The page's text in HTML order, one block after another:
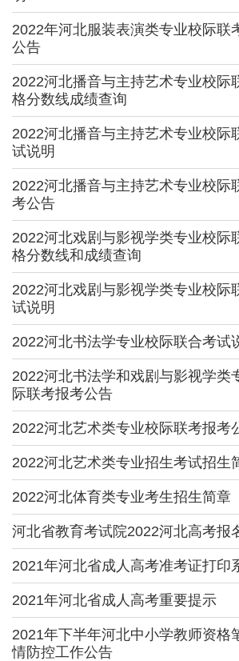
2022年河北服装表演类专业校际联
公告
2022河北播音与主持艺术专业校际
格分数线成绩查询
2022河北播音与主持艺术专业校际
试说明
2022河北播音与主持艺术专业校际
考公告
2022河北戏剧与影视学类专业校际
格分数线和成绩查询
2022河北戏剧与影视学类专业校际
试说明
2022河北书法学专业校际联合考试
2022河北书法学和戏剧与影视学类
际联考报考公告
2022河北艺术类专业校际联考报考
2022河北艺术类专业招生考试招生
2022河北体育类专业考生招生简章
河北省教育考试院2022河北高考报
2021年河北省成人高考准考证打印
2021年河北省成人高考重要提示
2021年下半年河北中小学教师资格
情防控工作公告